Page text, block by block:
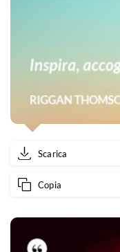
Scarica
Copia